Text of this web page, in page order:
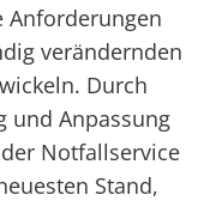
Anforderungen
verändernden
Durch
und Anpassung
Notfallservice
Stand,